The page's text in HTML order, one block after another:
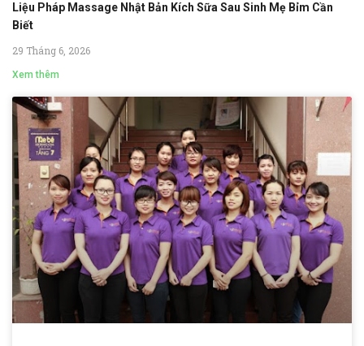
Liệu Pháp Massage Nhật Bản Kích Sữa Sau Sinh Mẹ Bỉm Cần
Biết
29 Tháng 6, 2026
Xem thêm